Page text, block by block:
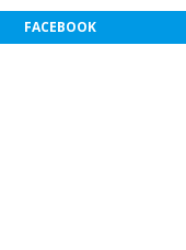
FACEBOOK